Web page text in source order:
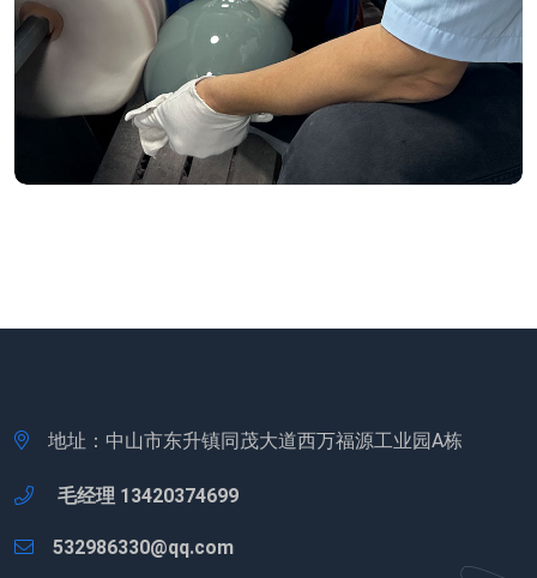
地址：中山市东升镇同茂大道西万福源工业园A栋
毛经理 13420374699
532986330@qq.com